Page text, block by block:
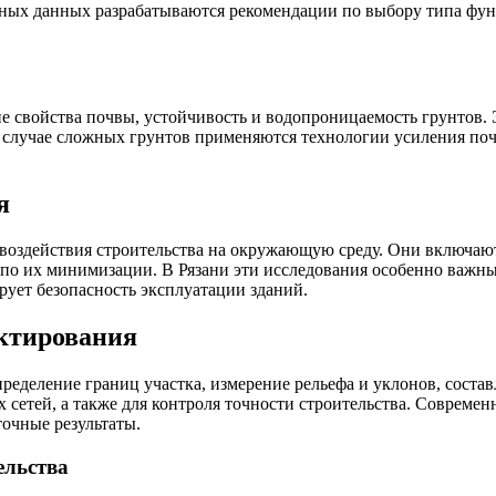
данных разрабатываются рекомендации по выбору типа
свойства почвы, устойчивость и водопроницаемость
сложных грунтов применяются технологии усиления
строительства на окружающую среду. Они
их минимизации. В Рязани эти исследования особенно
безопасность эксплуатации зданий.
границ участка, измерение рельефа и уклонов,
а также для контроля точности строительства.
результаты.